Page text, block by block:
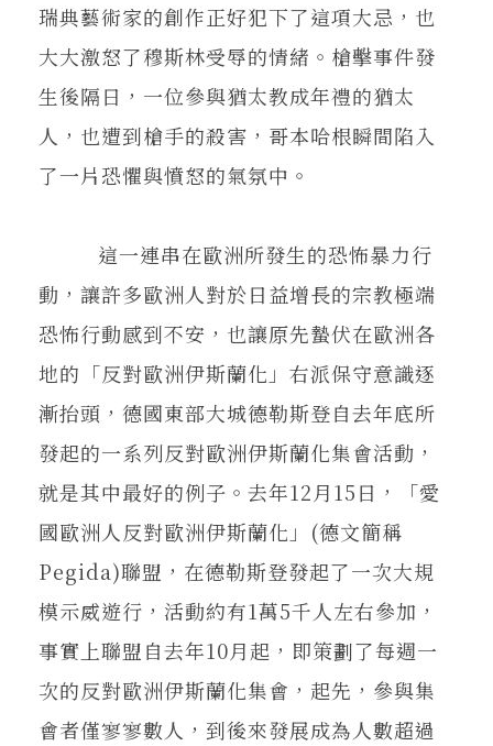
瑞典藝術家的創作正好犯下了這項大忌，也
大大激怒了穆斯林受辱的情緒。槍擊事件發
生後隔日，一位參與猶太教成年禮的猶太
人，也遭到槍手的殺害，哥本哈根瞬間陷入
了一片恐懼與憤怒的氣氛中。
這一連串在歐洲所發生的恐怖暴力行
動，讓許多歐洲人對於日益增長的宗教極端
恐怖行動感到不安，也讓原先蟄伏在歐洲各
地的「反對歐洲伊斯蘭化」右派保守意識逐
漸抬頭，德國東部大城德勒斯登自去年底所
發起的一系列反對歐洲伊斯蘭化集會活動，
就是其中最好的例子。去年12月15日，「愛
國歐洲人反對歐洲伊斯蘭化」(德文簡稱
Pegida)聯盟，在德勒斯登發起了一次大規
模示威遊行，活動約有1萬5千人左右參加，
事實上聯盟自去年10月起，即策劃了每週一
次的反對歐洲伊斯蘭化集會，起先，參與集
會者僅寥寥數人，到後來發展成為人數超過